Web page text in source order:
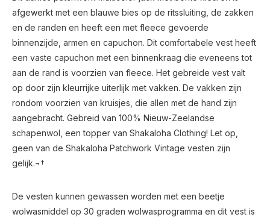
afgewerkt met een blauwe bies op de ritssluiting, de zakken
en de randen en heeft een met fleece gevoerde
binnenzijde, armen en capuchon. Dit comfortabele vest heeft
een vaste capuchon met een binnenkraag die eveneens tot
aan de rand is voorzien van fleece. Het gebreide vest valt
op door zijn kleurrijke uiterlijk met vakken. De vakken zijn
rondom voorzien van kruisjes, die allen met de hand zijn
aangebracht. Gebreid van 100% Nieuw-Zeelandse
schapenwol, een topper van Shakaloha Clothing! Let op,
geen van de Shakaloha Patchwork Vintage vesten zijn
gelijk.¬†
De vesten kunnen gewassen worden met een beetje
wolwasmiddel op 30 graden wolwasprogramma en dit vest is